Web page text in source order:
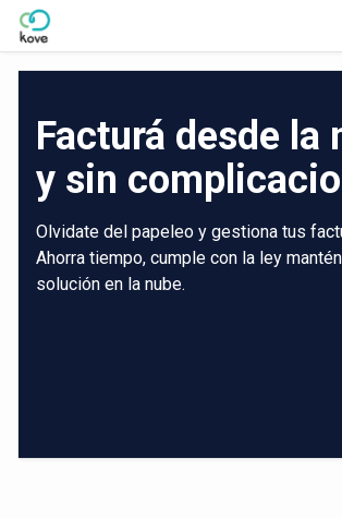
Skip to Main Content
Facturá desde la
y sin
Olvidate del papeleo y gestiona tus
Ahorra tiempo, cumple con la ley
solución en la nube.